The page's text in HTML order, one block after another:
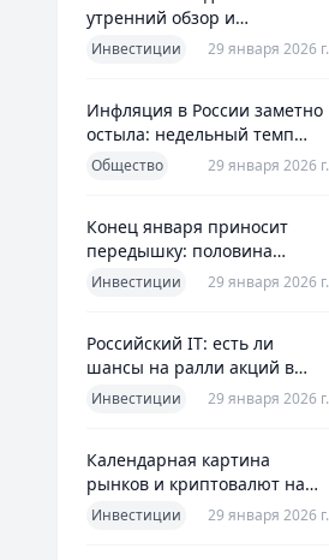
утренний обзор и
ориентиры для инвесторов
Инвестиции 29 января 2026 г.
Инфляция в России заметно
остыла: недельный темп
упал более чем вдвое
Общество 29 января 2026 г.
Конец января приносит
передышку: половина
годовой цели ЦБ «сделана»
Инвестиции 29 января 2026 г.
Российский IT: есть ли
шансы на ралли акций в
2026 без опоры на ИИ
Инвестиции 29 января 2026 г.
Календарная картина
рынков и криптовалют на
четверг, 29 января 2026
Инвестиции 29 января 2026 г.